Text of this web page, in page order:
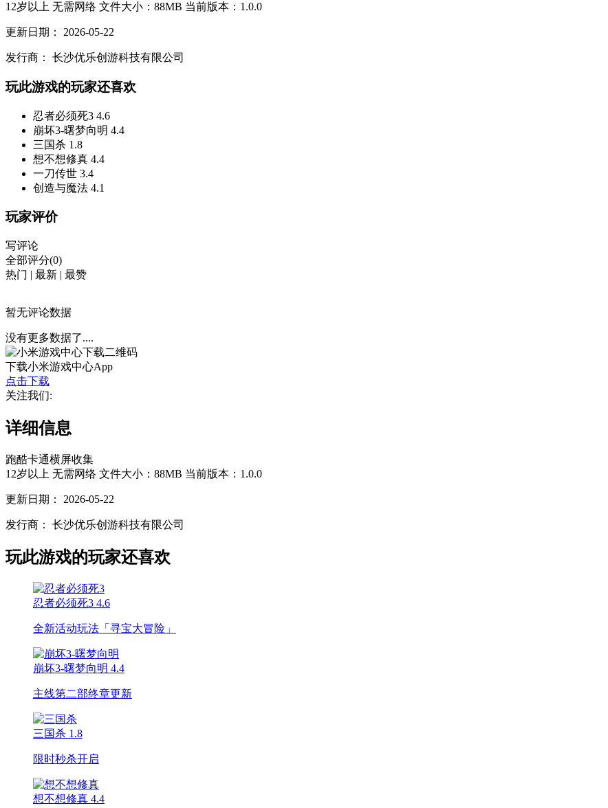
12岁以上 无需网络 文件大小：88MB 当前版本：1.0.0
更新日期： 2026-05-22
发行商： 长沙优乐创游科技有限公司
玩此游戏的玩家还喜欢
忍者必须死3 4.6
崩坏3-曙梦向明 4.4
三国杀 1.8
想不想修真 4.4
一刀传世 3.4
创造与魔法 4.1
玩家评价
写评论
全部评分(0)
热门 | 最新 | 最赞
暂无评论数据
没有更多数据了....
下载小米游戏中心App
点击下载
关注我们:
详细信息
跑酷卡通横屏收集
12岁以上 无需网络 文件大小：88MB 当前版本：1.0.0
更新日期： 2026-05-22
发行商： 长沙优乐创游科技有限公司
玩此游戏的玩家还喜欢
忍者必须死3 4.6
全新活动玩法「寻宝大冒险」
崩坏3-曙梦向明 4.4
主线第二部终章更新
三国杀 1.8
限时秒杀开启
想不想修真 4.4